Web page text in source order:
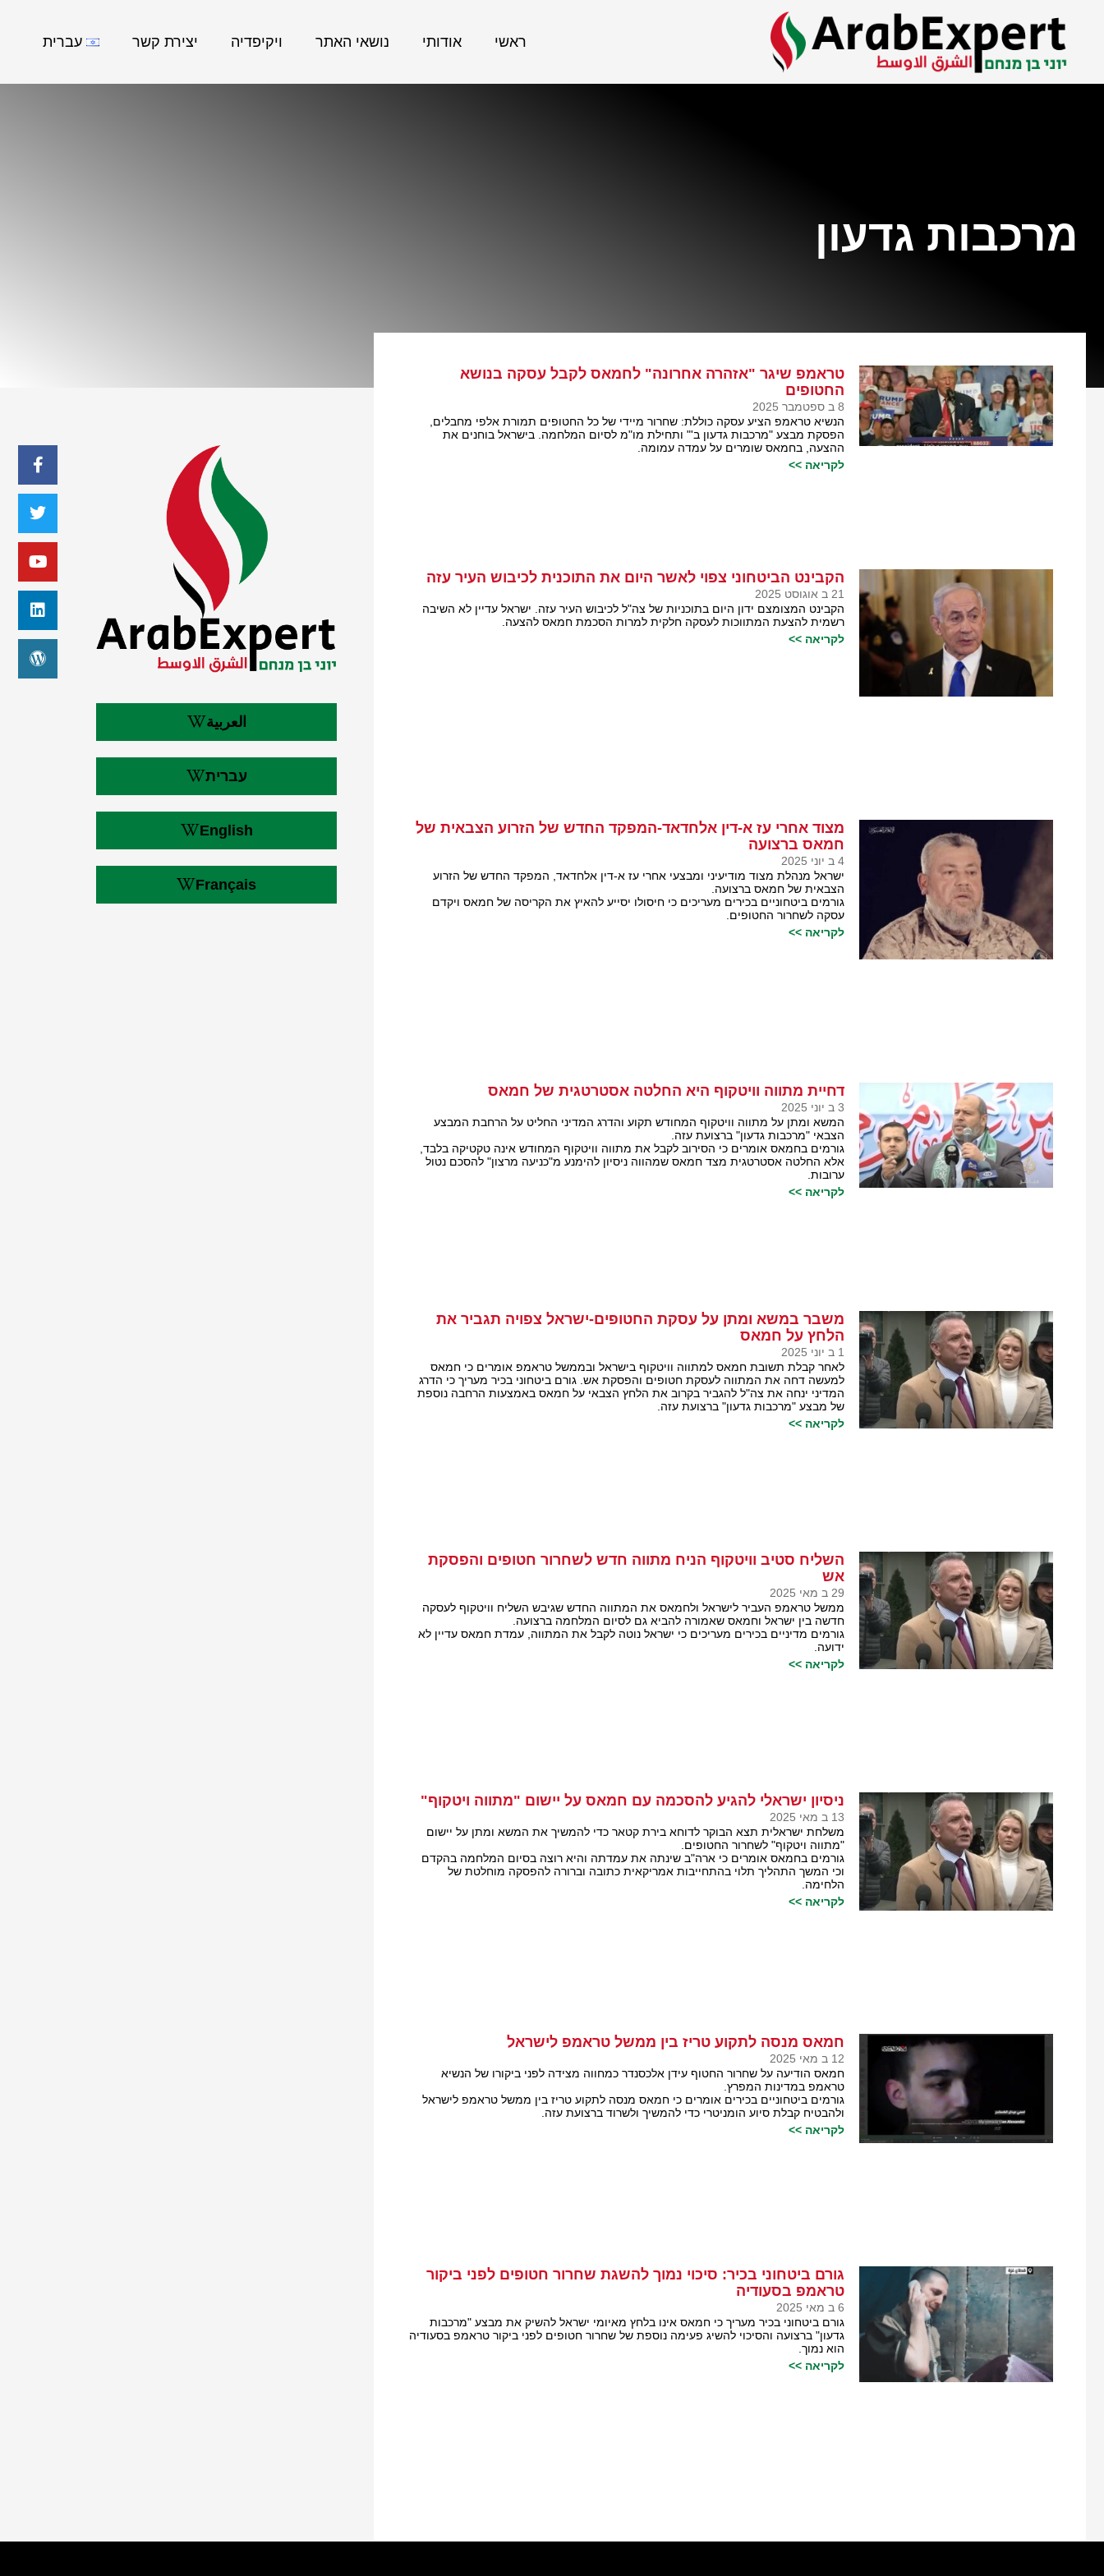
ראשי אודותי נושאי האתר ויקיפדיה יצירת קשר עברית
מרכבות גדעון
טראמפ שיגר "אזהרה אחרונה" לחמאס לקבל עסקה בנושא
החטופים
8 ב ספטמבר 2025
הנשיא טראמפ הציע עסקה כוללת: שחרור מיידי של כל החטופים תמורת אלפי מחבלים,
הפסקת מבצע "מרכבות גדעון ב'" ותחילת מו"מ לסיום המלחמה. בישראל בוחנים את
ההצעה, בחמאס שומרים על עמדה עמומה.
לקריאה >>
הקבינט הביטחוני צפוי לאשר היום את התוכנית לכיבוש העיר עזה
21 ב אוגוסט 2025
הקבינט המצומצם ידון היום בתוכניות של צה"ל לכיבוש העיר עזה. ישראל עדיין לא השיבה
רשמית להצעת המתווכות לעסקה חלקית למרות הסכמת חמאס להצעה.
לקריאה >>
מצוד אחרי עז א-דין אלחדאד-המפקד החדש של הזרוע הצבאית של
חמאס ברצועה
4 ב יוני 2025
ישראל מנהלת מצוד מודיעיני ומבצעי אחרי עז א-דין אלחדאד, המפקד החדש של הזרוע
הצבאית של חמאס ברצועה.
גורמים ביטחוניים בכירים מעריכים כי חיסולו יסייע להאיץ את הקריסה של חמאס ויקדם
עסקה לשחרור החטופים.
לקריאה >>
דחיית מתווה וויטקוף היא החלטה אסטרטגית של חמאס
3 ב יוני 2025
המשא ומתן על מתווה וויטקוף המחודש תקוע והדרג המדיני החליט על הרחבת המבצע
הצבאי "מרכבות גדעון" ברצועת עזה.
גורמים בחמאס אומרים כי הסירוב לקבל את מתווה וויטקוף המחודש אינה טקטיקה בלבד,
אלא החלטה אסטרטגית מצד חמאס שמהווה ניסיון להימנע מ"כניעה מרצון" להסכם נטול
ערובות.
לקריאה >>
משבר במשא ומתן על עסקת החטופים-ישראל צפויה תגביר את
הלחץ על חמאס
1 ב יוני 2025
לאחר קבלת תשובת חמאס למתווה וויטקוף בישראל ובממשל טראמפ אומרים כי חמאס
למעשה דחה את המתווה לעסקת חטופים והפסקת אש. גורם ביטחוני בכיר מעריך כי הדרג
המדיני ינחה את צה"ל להגביר בקרוב את הלחץ הצבאי על חמאס באמצעות הרחבה נוספת
של מבצע "מרכבות גדעון" ברצועת עזה.
לקריאה >>
השליח סטיב וויטקוף הניח מתווה חדש לשחרור חטופים והפסקת
אש
29 ב מאי 2025
ממשל טראמפ העביר לישראל ולחמאס את המתווה החדש שגיבש השליח וויטקוף לעסקה
חדשה בין ישראל וחמאס שאמורה להביא גם לסיום המלחמה ברצועה.
גורמים מדיניים בכירים מעריכים כי ישראל נוטה לקבל את המתווה, עמדת חמאס עדיין לא
ידועה.
לקריאה >>
ניסיון ישראלי להגיע להסכמה עם חמאס על יישום "מתווה ויטקוף"
13 ב מאי 2025
משלחת ישראלית תצא הבוקר לדוחא בירת קטאר כדי להמשיך את המשא ומתן על יישום
"מתווה ויטקוף" לשחרור החטופים.
גורמים בחמאס אומרים כי ארה"ב שינתה את עמדתה והיא רוצה בסיום המלחמה בהקדם
וכי המשך התהליך תלוי בהתחייבות אמריקאית כתובה וברורה להפסקה מוחלטת של
הלחימה.
לקריאה >>
חמאס מנסה לתקוע טריז בין ממשל טראמפ לישראל
12 ב מאי 2025
חמאס הודיעה על שחרור החטוף עידן אלכסנדר כמחווה מצידה לפני ביקורו של הנשיא
טראמפ במדינות המפרץ.
גורמים ביטחוניים בכירים אומרים כי חמאס מנסה לתקוע טריז בין ממשל טראמפ לישראל
ולהבטיח קבלת סיוע הומניטרי כדי להמשיך ולשרוד ברצועת עזה.
לקריאה >>
גורם ביטחוני בכיר: סיכוי נמוך להשגת שחרור חטופים לפני ביקור
טראמפ בסעודיה
6 ב מאי 2025
גורם ביטחוני בכיר מעריך כי חמאס אינו בלחץ מאיומי ישראל להשיק את מבצע "מרכבות
גדעון" ברצועה והסיכוי להשיג פעימה נוספת של שחרור חטופים לפני ביקור טראמפ בסעודיה
הוא נמוך.
לקריאה >>
العربية
עברית
English
Français